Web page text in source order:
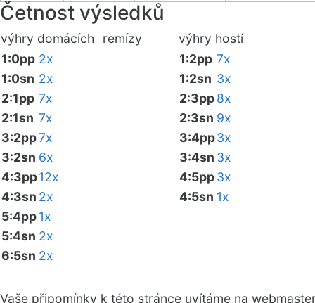
Četnost výsledků
výhry domácích remízy výhry hostí
1:0pp 2x
1:0sn 2x
2:1pp 7x
2:1sn 7x
3:2pp7x
3:2sn 6x
4:3pp12x
4:3sn 2x
5:4pp1x
5:4sn 2x
6:5sn 2x
1:2pp 7x
1:2sn 3x
2:3pp8x
2:3sn 9x
3:4pp3x
3:4sn 3x
4:5pp3x
4:5sn 1x
Vaše připomínky k této stránce uvítáme na webmaster